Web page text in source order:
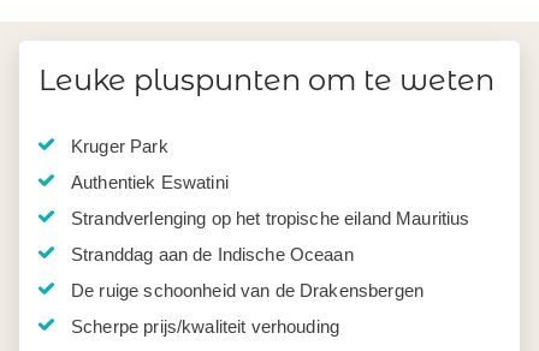
Leuke pluspunten om te weten
Kruger Park
Authentiek Eswatini
Strandverlenging op het tropische eiland Mauritius
Stranddag aan de Indische Oceaan
De ruige schoonheid van de Drakensbergen
Scherpe prijs/kwaliteit verhouding